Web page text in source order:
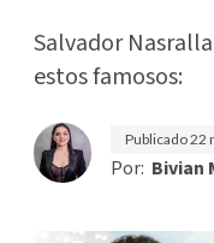
Salvador
estos famosos:
Publicado22
Por: Bivian